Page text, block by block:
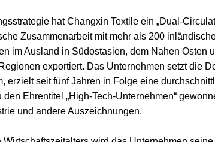
hat Changxin Textile ein „Dual-
Zusammenarbeit mit mehr als 200
im Ausland in Südostasien, dem Nahen Osten
exportiert. Das Unternehmen setzt die
erzielt seit fünf Jahren in Folge eine
Ehrentitel „High-Tech-Unternehmen“
und andere Auszeichnungen.